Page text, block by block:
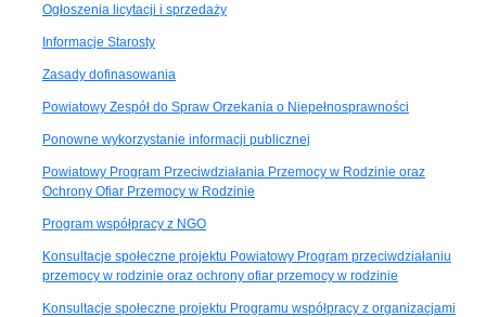
Ogłoszenia licytacji i sprzedaży
Informacje Starosty
Zasady dofinasowania
Powiatowy Zespół do Spraw Orzekania o Niepełnosprawności
Ponowne wykorzystanie informacji publicznej
Powiatowy Program Przeciwdziałania Przemocy w Rodzinie oraz
Ochrony Ofiar Przemocy w Rodzinie
Program współpracy z NGO
Konsultacje społeczne projektu Powiatowy Program przeciwdziałaniu
przemocy w rodzinie oraz ochrony ofiar przemocy w rodzinie
Konsultacje społeczne projektu Programu współpracy z organizacjami